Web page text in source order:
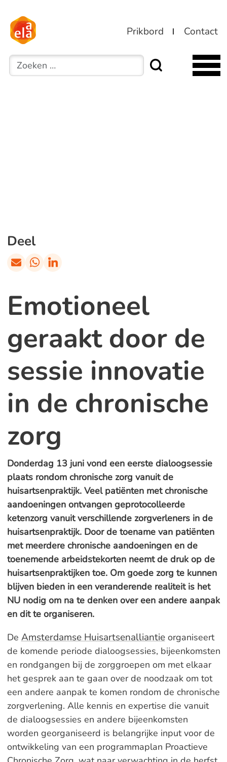
Prikbord Contact
Zoeken
Emotioneel
geraakt door de
sessie innovatie
in de chronische
zorg
Donderdag 13 juni vond een eerste dialoogsessie
plaats rondom chronische zorg vanuit de
huisartsenpraktijk. Veel patiënten met chronische
aandoeningen ontvangen geprotocolleerde
ketenzorg vanuit verschillende zorgverleners in de
huisartsenpraktijk. Door de toename van patiënten
met meerdere chronische aandoeningen en de
toenemende arbeidstekorten neemt de druk op de
huisartsenpraktijken toe. Om goede zorg te kunnen
blijven bieden in een veranderende realiteit is het
NU nodig om na te denken over een andere aanpak
en dit te organiseren.
De Amsterdamse Huisartsenalliantieorganiseert
de komende periode dialoogsessies, bijeenkomsten
en rondgangen bij de zorggroepen om met elkaar
het gesprek aan te gaan over de noodzaak om tot
een andere aanpak te komen rondom de chronische
zorgverlening. Alle kennis en expertise die vanuit
de dialoogsessies en andere bijeenkomsten
worden georganiseerd is belangrijke input voor de
ontwikkeling van een programmaplan Proactieve
Deel